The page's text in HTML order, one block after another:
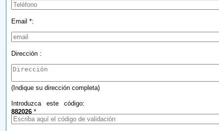
Email *:
Dirección :
(Indique su dirección completa)
Introduzca este código:
882026 *